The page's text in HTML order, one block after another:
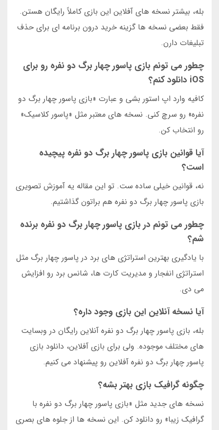
بله، بیشتر نسخه های آفلاین این بازی کاملاً رایگان هستن.
فقط بعضی نسخه ها گزینه خرید درون برنامه ای برای حذف
تبلیغات دارن.
چطور می تونم بازی پاسور چهار برگ دو نفره رو برای
iOS دانلود کنم؟
کافیه وارد اپ استور بشی و عبارت «بازی پاسور چهار برگ دو
نفره» رو سرچ کنی. نسخه های معتبر مثل «پاسور کلاسیک»
رو انتخاب کن.
آیا قوانین بازی پاسور چهار برگ دو نفره پیچیده
است؟
نه، قوانین خیلی ساده ست. تو این مقاله یه آموزش تصویری
بازی پاسور چهار برگ دو نفره هم براتون گذاشتیم.
چطور می تونم در بازی پاسور چهار برگ دو نفره برنده
شم؟
با یادگیری بهترین استراتژی های برد در پاسور چهار برگ مثل
استراتژی انفجار و مدیریت کارت ها، شانس برد رو افزایش
می دی.
آیا نسخه آنلاین این بازی وجود داره؟
بله، بازی پاسور چهار برگ دو نفره آنلاین رایگان در وبسایت
های مختلف موجوده. ولی برای بازی آفلاین، دانلود بازی
پاسور چهار برگ دو نفره آفلاین رو پیشنهاد می کنیم.
چگونه گرافیک بازی بهتر بشه؟
نسخه های جدید مثل «بازی پاسور چهار برگ دو نفره با
گرافیک زیبا» رو دانلود کن. این نسخه ها از جلوه های بصری